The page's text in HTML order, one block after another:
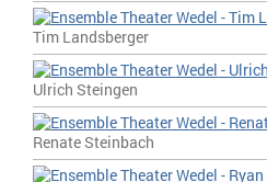
Tim Landsberger
Ulrich Steingen
Renate Steinbach